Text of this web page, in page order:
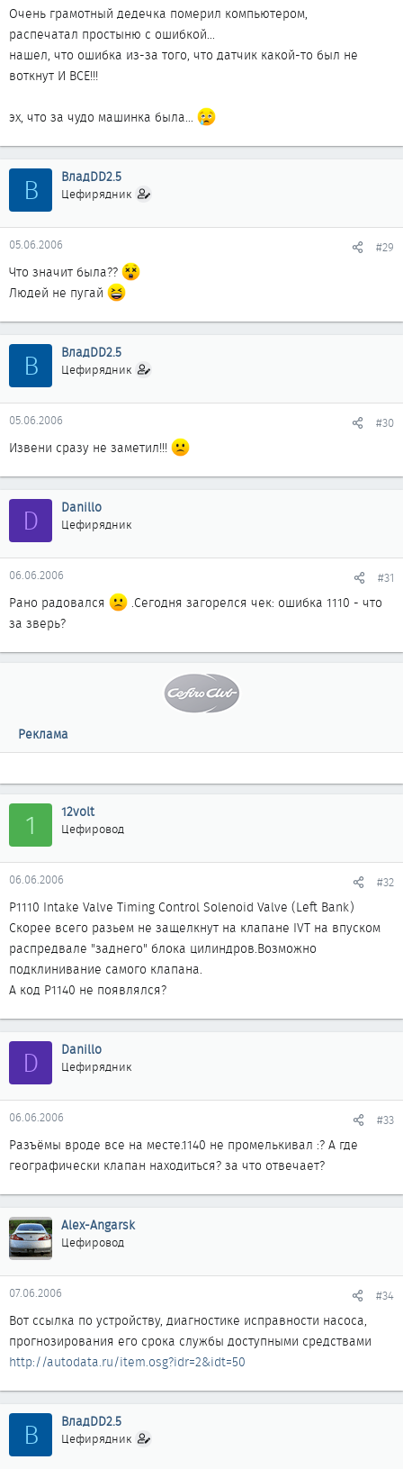
Очень грамотный дедечка померил компьютером,
распечатал простыню с ошибкой...
нашел, что ошибка из-за того, что датчик какой-то был не
воткнут И ВСЕ!!!
эх, что за чудо машинка была...
В ВладDD2.5
Цефирядник
05.06.2006 #29
Что значит была??
Людей не пугай
В ВладDD2.5
Цефирядник
05.06.2006 #30
Извени сразу не заметил!!!
D Danillo
Цефирядник
06.06.2006 #31
Рано радовался
.Сегодня загорелся чек: ошибка 1110 - что
за зверь?
Реклама
1 12volt
Цефировод
06.06.2006 #32
P1110 Intake Valve Timing Control Solenoid Valve (Left Bank)
Cкорее всего разьем не защелкнут на клапане IVT на впуском
распредвале "заднего" блока цилиндров.Возможно
подклинивание самого клапана.
А код P1140 не появлялся?
D Danillo
Цефирядник
06.06.2006 #33
Разъёмы вроде все на месте.1140 не промелькивал :? А где
географически клапан находиться? за что отвечает?
Alex-Angarsk
Цефировод
07.06.2006 #34
Вот ссылка по устройству, диагностике исправности насоса,
прогнозирования его срока службы доступными средствами
http://autodata.ru/item.osg?idr=2&idt=50
В ВладDD2.5
Цефирядник